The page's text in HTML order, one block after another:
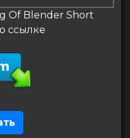
Of Blender Short
ссылке